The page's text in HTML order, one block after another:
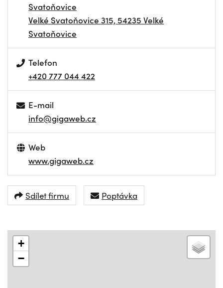
Svatoňovice
Velké Svatoňovice 315, 54235 Velké
Svatoňovice
Telefon
+420 777 044 422
E-mail
info@gigaweb.cz
Web
www.gigaweb.cz
Sdílet firmu Poptávka
+
−